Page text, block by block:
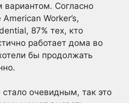
вариантом. Согласно
Worker’s,
87% тех, кто
работает дома во
бы продолжать
очевидным, так это